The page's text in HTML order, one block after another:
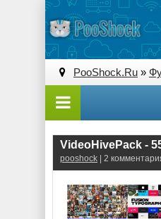
PooShock.Ru »
pooshock | 2